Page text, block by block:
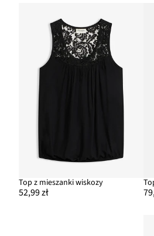
Top z mieszanki wiskozy
52,99 zł